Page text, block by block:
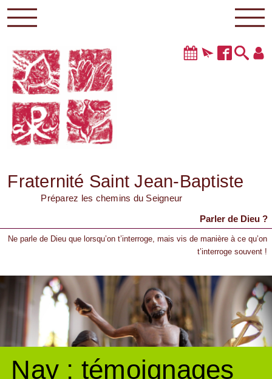
Fraternité Saint Jean-Baptiste
Préparez les chemins du Seigneur
Parler de Dieu ?
Ne parle de Dieu que lorsqu’on t’interroge, mais vis de manière à ce qu’on
t’interroge souvent !
Nay : témoignages